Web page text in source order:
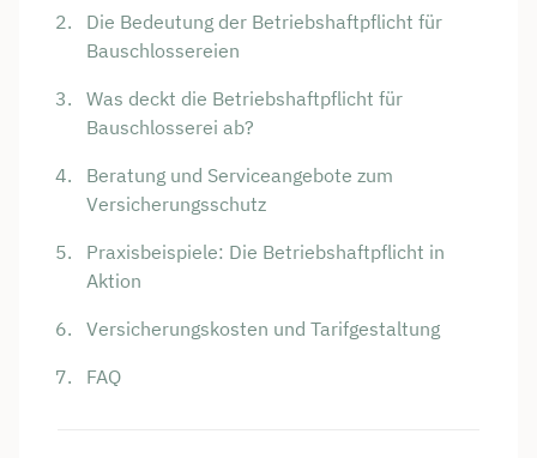
Die Bedeutung der Betriebshaftpflicht für
Bauschlossereien
Was deckt die Betriebshaftpflicht für
Bauschlosserei ab?
Beratung und Serviceangebote zum
Versicherungsschutz
Praxisbeispiele: Die Betriebshaftpflicht in
Aktion
Versicherungskosten und Tarifgestaltung
FAQ